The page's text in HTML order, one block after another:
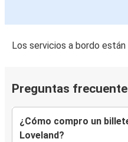
Los servicios a bordo
Preguntas
¿Cómo compro un
Loveland?